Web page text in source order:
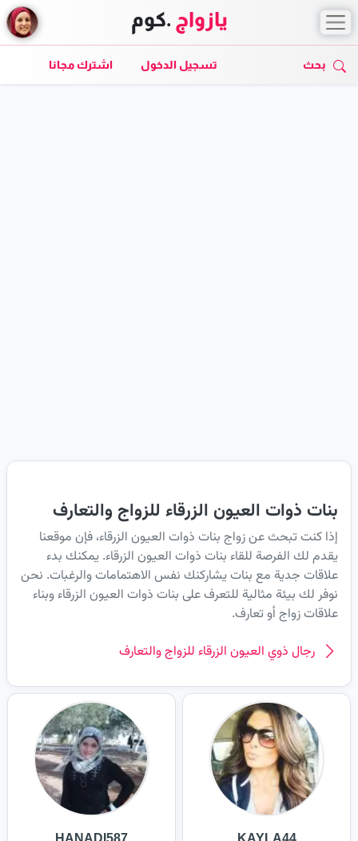
يازواج .كوم
بحث تسجيل الدخول اشترك مجانا
بنات ذوات العيون الزرقاء للزواج والتعارف
إذا كنت تبحث عن زواج بنات ذوات العيون الزرقاء، فإن موقعنا
يقدم لك الفرصة للقاء بنات ذوات العيون الزرقاء. يمكنك بدء
علاقات جدية مع بنات يشاركنك نفس الاهتمامات والرغبات. نحن
نوفر لك بيئة مثالية للتعرف على بنات ذوات العيون الزرقاء وبناء
علاقات زواج أو تعارف.
رجال ذوي العيون الزرقاء للزواج والتعارف